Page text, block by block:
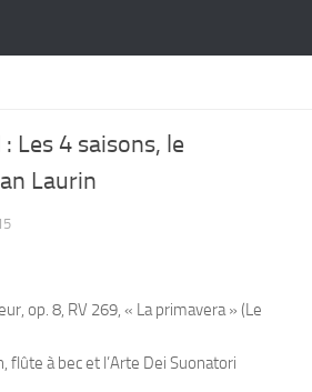
Les 4 saisons, le
Laurin
op. 8, RV 269, « La primavera » (Le
flûte à bec et l’Arte Dei Suonatori